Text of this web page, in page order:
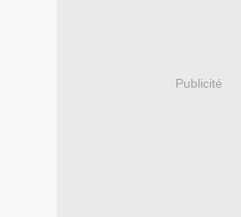
Publicité